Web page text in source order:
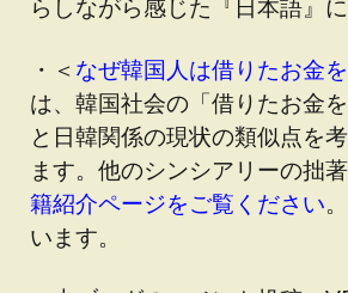
らしながら感じた『日本語』
・＜ なぜ韓国人は借りたお金
は、韓国社会の「借りたお金
と日韓関係の現状の類似点を
ます。他のシンシアリーの拙著
籍紹介ページをご覧ください
います。